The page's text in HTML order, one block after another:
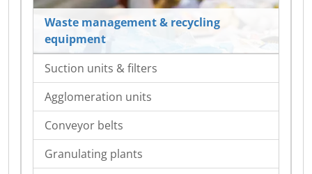
Waste management & recycling
equipment
Suction units & filters
Agglomeration units
Conveyor belts
Granulating plants